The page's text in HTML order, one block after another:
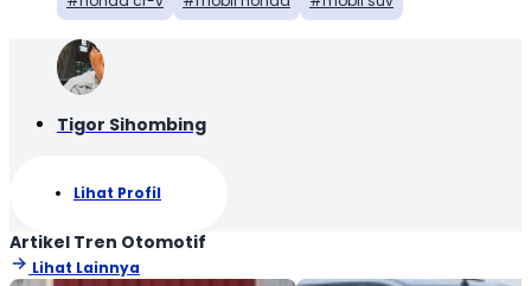
Tigor Sihombing
Lihat Profil
Artikel Tren Otomotif
Lihat Lainnya